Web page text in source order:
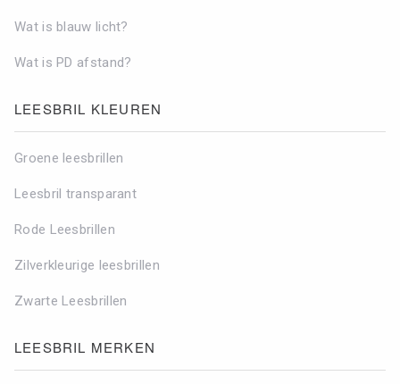
Wat is blauw licht?
Wat is PD afstand?
LEESBRIL KLEUREN
Groene leesbrillen
Leesbril transparant
Rode Leesbrillen
Zilverkleurige leesbrillen
Zwarte Leesbrillen
LEESBRIL MERKEN